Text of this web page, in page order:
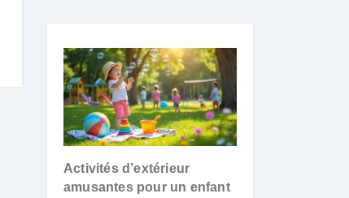
Activités d’extérieur
amusantes pour un enfant